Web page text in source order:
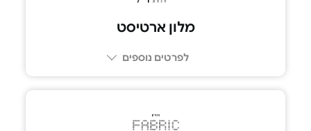
מלון ארטיסט
לפרטים נוספים